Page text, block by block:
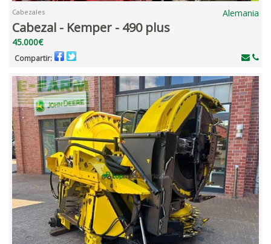
Cabezales Alemania
Cabezal - Kemper - 490 plus
45.000€
Compartir: